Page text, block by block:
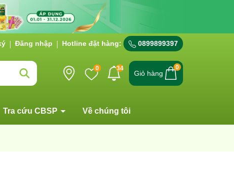
Đăng nhập Hotline đặt hàng: 0899899397
0 34
Giỏ hàng
0
Tra cứu CBSP Về chúng tôi